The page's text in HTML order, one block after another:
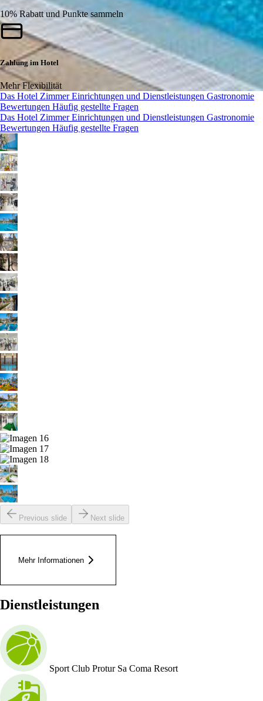
10% Rabatt und Punkte sammeln
Zahlung im Hotel
Mehr Flexibilität
Das Hotel ZimmerEinrichtungen und Dienstleistungen Gastronomie
Bewertungen Häufig gestellte Fragen
Das Hotel ZimmerEinrichtungen und Dienstleistungen Gastronomie
Bewertungen Häufig gestellte Fragen
Previous slide Next slide
Mehr Informationen
Dienstleistungen
Sport Club Protur Sa Coma Resort